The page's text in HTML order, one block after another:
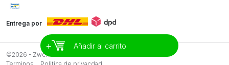
+ Añadir al carrito
Entrega por
©2026 - Zwemreus